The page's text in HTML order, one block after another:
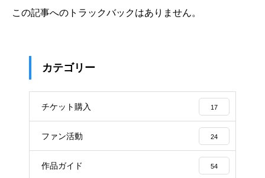
この記事へのトラックバックはありません。
カテゴリー
チケット購入 17
ファン活動 24
作品ガイド 54